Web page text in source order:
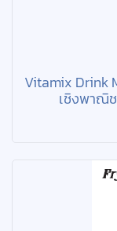
Vitamix Drink
เชิงพาณิ